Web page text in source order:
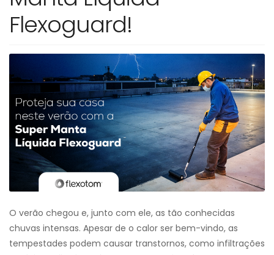
Flexoguard!
O verão chegou e, junto com ele, as tão conhecidas
chuvas intensas. Apesar de o calor ser bem-vindo, as
tempestades podem causar transtornos, como infiltrações